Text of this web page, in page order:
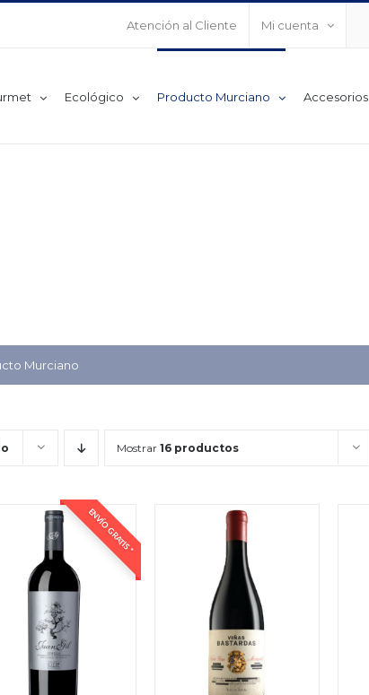
Atención al Cliente Mi cuenta
Ecológico Producto Murciano Accesorios
Murciano
Mostrar16 productos
ENVÍO GRATIS *